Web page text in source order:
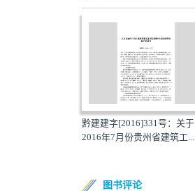
黔建建字[2016]331号：关于
2016年7月份贵州省建筑工...
图书评论